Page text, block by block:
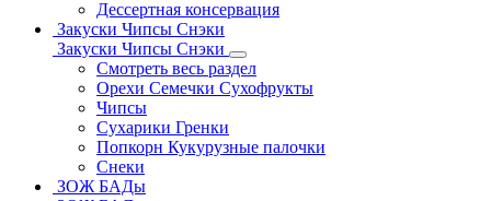
Дессертная консервация
Закуски Чипсы Снэки
Закуски Чипсы Снэки
Смотреть весь раздел
Орехи Семечки Сухофрукты
Чипсы
Сухарики Гренки
Попкорн Кукурузные палочки
Снеки
ЗОЖ БАДы